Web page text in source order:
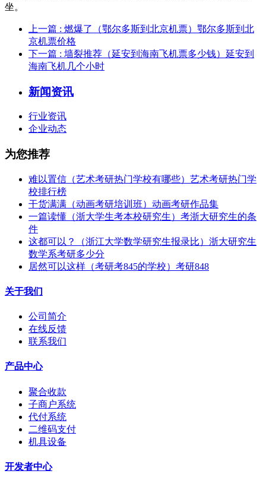
坐。
上一篇 : 燃爆了（鄂尔多斯到北京机票）鄂尔多斯到北
京机票价格
下一篇 : 墙裂推荐（延安到海南飞机票多少钱）延安到
海南飞机几个小时
新闻资讯
行业资讯
企业动态
为您推荐
难以置信（艺术考研热门学校有哪些）艺术考研热门学
校排行榜
干货满满（动画考研培训班）动画考研作品集
一篇读懂（浙大学生考本校研究生）考浙大研究生的条
件
这都可以？（浙江大学数学研究生报录比）浙大研究生
数学系考研多少分
居然可以这样（考研考845的学校）考研848
关于我们
公司简介
在线反馈
联系我们
产品中心
聚合收款
子商户系统
代付系统
二维码支付
机具设备
开发者中心